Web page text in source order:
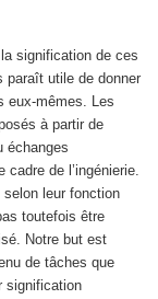
signification de ces
paraît utile de donner
eux-mêmes. Les
à partir de
échanges
de l’ingénierie.
selon leur fonction
toutefois être
Notre but est
de tâches que
signification